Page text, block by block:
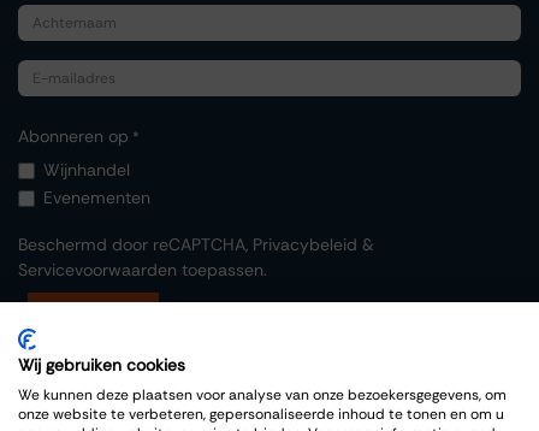
Abonneren op *
Wijnhandel
Evenementen
Beschermd door reCAPTCHA, Privacybeleid &
Servicevoorwaarden toepassen.
Wij gebruiken cookies
We kunnen deze plaatsen voor analyse van onze bezoekersgegevens, om
onze website te verbeteren, gepersonaliseerde inhoud te tonen en om u